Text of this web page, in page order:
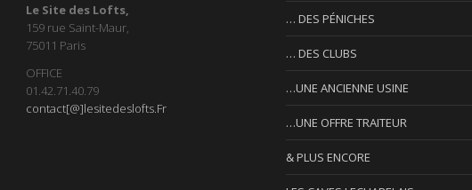
Le Site des Lofts,
159 rue Saint-Maur,
75011 Paris
OFFICE
01.42.71.40.79
contact[@]lesitedeslofts.Fr
… DES PÉNICHES
… DES CLUBS
…UNE ANCIENNE USINE
…UNE OFFRE TRAITEUR
& PLUS ENCORE